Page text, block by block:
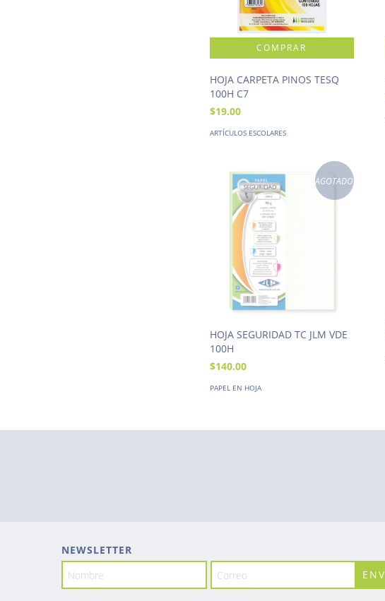
HOJA CARPETA PINOS TESQ
100H C7
$19.00
ARTÍCULOS ESCOLARES
AGOTADO
HOJA SEGURIDAD TC JLM VDE
100H
$140.00
PAPEL EN HOJA
NEWSLETTER